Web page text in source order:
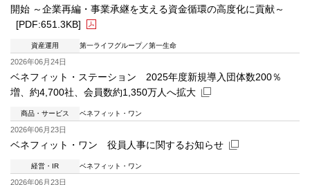
開始 ～企業再編・事業承継を支える資金循環の高度化に貢献～
[PDF:651.3KB]
資産運用 第一ライフグループ 第一生命
PDFファイルが新規ウィンドウで開きます
2026年06月24日
ベネフィット・ステーション 2025年度新規導入団体数200％
増、約4,700社、会員数約1,350万人へ拡大
商品・サービス ベネフィット・ワン
新規ウィンドウを開きます
2026年06月23日
ベネフィット・ワン 役員人事に関するお知らせ
経営・IR ベネフィット・ワン
新規ウィンドウを開きます
2026年06月23日